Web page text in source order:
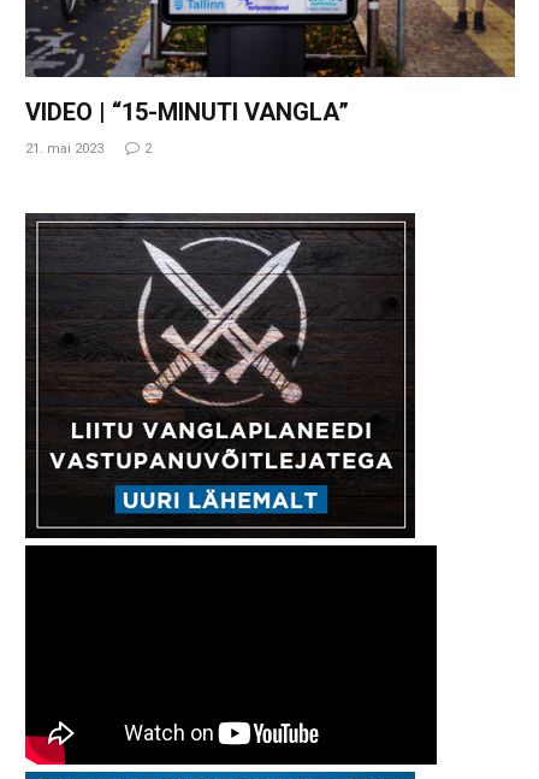
VIDEO | “15-MINUTI VANGLA”
21. mai 2023 2